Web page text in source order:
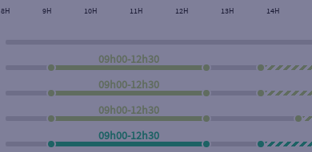
8H 9H 10H 11H 12H 13H 14H
09h00-12h30
09h00-12h30
09h00-12h30
09h00-12h30